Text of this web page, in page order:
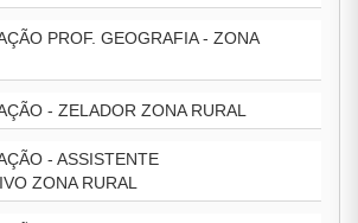
PROF. GEOGRAFIA - ZONA
- ZELADOR ZONA RURAL
- ASSISTENTE
ZONA RURAL